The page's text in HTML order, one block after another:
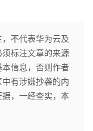
，不代表华为云及
标注文章的来源
本信息，否则作者
有涉嫌抄袭的内
，一经查实，本